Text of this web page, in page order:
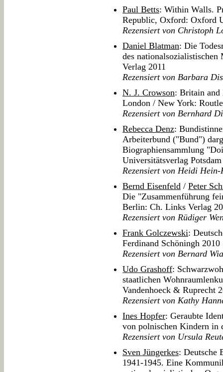
Paul Betts: Within Walls.
Republic, Oxford: Oxford
Rezensiert von Christoph
Daniel Blatman: Die
des nationalsozialistischen
Verlag 2011
Rezensiert von Barbara
N. J. Crowson: Britain and
London / New York:
Rezensiert von Bernhard
Rebecca Denz:
Arbeiterbund ("Bund")
Biographiensammlung
Universitätsverlag
Rezensiert von Heidi
Bernd Eisenfeld / Peter
Die "Zusammenführung
Berlin: Ch. Links Verlag
Rezensiert von Rüdiger
Frank Golczewski:
Ferdinand Schöningh 2010
Rezensiert von Bernard
Udo Grashoff:
staatlichen
Vandenhoeck & Ruprecht
Rezensiert von Kathy
Ines Hopfer: Geraubte
von polnischen Kindern in
Rezensiert von Ursula
Sven Jüngerkes: Deutsche
1941-1945. Eine